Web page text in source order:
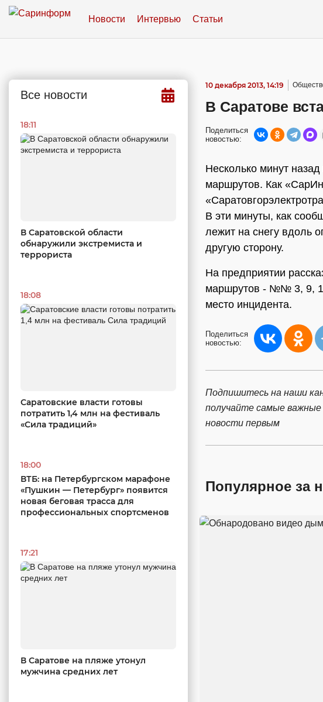
Новости Интервью Статьи
Все новости
18:11
В Саратовской области
обнаружили экстремиста и
террориста
18:08
Саратовские власти готовы
потратить 1,4 млн на фестиваль
«Сила традиций»
18:00
ВТБ: на Петербургском марафоне
«Пушкин — Петербург» появится
новая беговая трасса для
профессиональных спортсменов
17:21
В Саратове на пляже утонул
мужчина средних лет
10 декабря 2013, 14:19
В Саратове
Поделиться
новостью:
Несколько минут
маршрутов. Как
В эти минуты, как
лежит на снегу вдоль
другую сторону.
На предприятии
маршрутов - №№ 3, 9,
место инцидента.
Поделиться
новостью:
Подпишитесь на наши
получайте самые
новости первым
Популярное за